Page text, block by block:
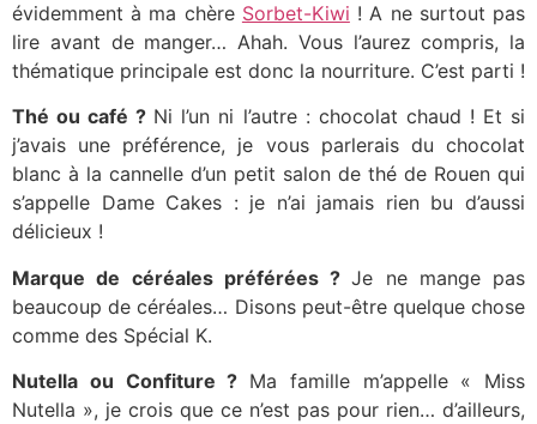
évidemment à ma chère Sorbet-Kiwi ! A ne surtout pas
lire avant de manger… Ahah. Vous l’aurez compris, la
thématique principale est donc la nourriture. C’est parti !
Thé ou café ? Ni l’un ni l’autre : chocolat chaud ! Et si
j’avais une préférence, je vous parlerais du chocolat
blanc à la cannelle d’un petit salon de thé de Rouen qui
s’appelle Dame Cakes : je n’ai jamais rien bu d’aussi
délicieux !
Marque de céréales préférées ?Je ne mange pas
beaucoup de céréales… Disons peut-être quelque chose
comme des Spécial K.
Nutella ou Confiture ? Ma famille m’appelle « Miss
Nutella », je crois que ce n’est pas pour rien… d’ailleurs,